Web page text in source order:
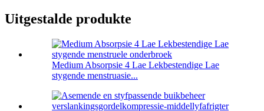
Uitgestalde produkte
Medium Absorpsie 4 Lae Lekbestendige Lae
stygende menstruasie...